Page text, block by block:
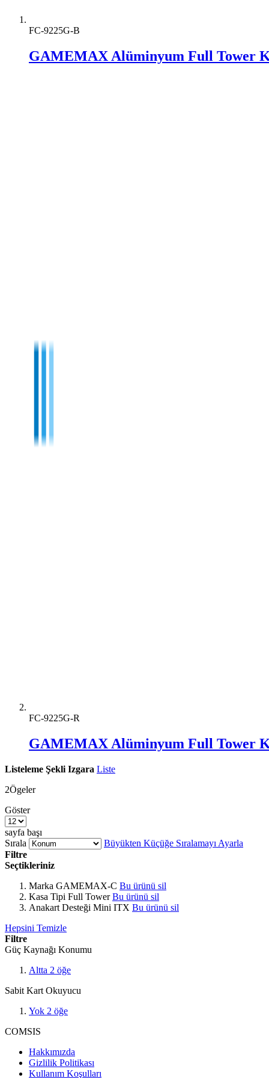
FC-9225G-B
GAMEMAX Alüminyum Full Tower
FC-9225G-R
GAMEMAX Alüminyum Full Tower
Listeleme Şekli Izgara Liste
2Ögeler
Göster
sayfa başı
Sırala
Büyükten Küçüğe Sıralamayı Ayarla
Filtre
Seçtikleriniz
Marka GAMEMAX-C Bu ürünü sil
Kasa Tipi Full Tower Bu ürünü sil
Anakart Desteği Mini ITX Bu ürünü sil
Hepsini Temizle
Filtre
Güç Kaynağı Konumu
Altta 2 öğe
Sabit Kart Okuyucu
Yok 2 öğe
COMSIS
Hakkımızda
Gizlilik Politikası
Kullanım Koşulları